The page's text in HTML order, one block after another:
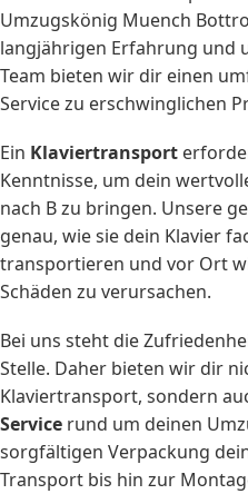
Umzugskönig Muench
langjährigen Erfahrung und
Team bieten wir dir einen
Service zu erschwinglichen
Ein Klaviertransport
Kenntnisse, um dein
nach B zu bringen. Unsere
genau, wie sie dein Klavier
transportieren und vor Ort
Schäden zu verursachen.
Bei uns steht die
Stelle. Daher bieten wir dir
Klaviertransport, sondern
Service rund um deinen
sorgfältigen Verpackung
Transport bis hin zur